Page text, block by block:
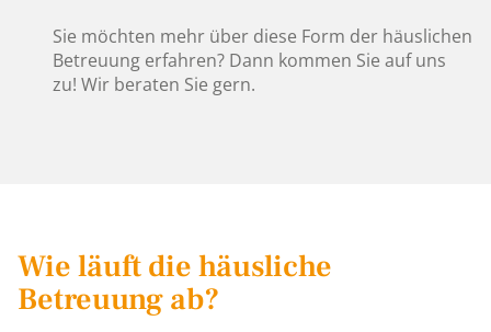
Sie möchten mehr über diese Form der häuslichen
Betreuung erfahren? Dann kommen Sie auf uns
zu! Wir beraten Sie gern.
Wie läuft die häusliche
Betreuung ab?